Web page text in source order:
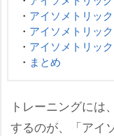
・ アイソメトリッ
・ アイソメトリッ
・ アイソメトリッ
・ まとめ
トレーニングには
するのが、「アイ